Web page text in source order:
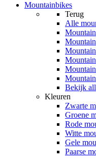
Mountainbikes
Terug
Alle
Bekijk
Kleuren
Zwarte
Groene
Rode
Witte
Gele
Paarse